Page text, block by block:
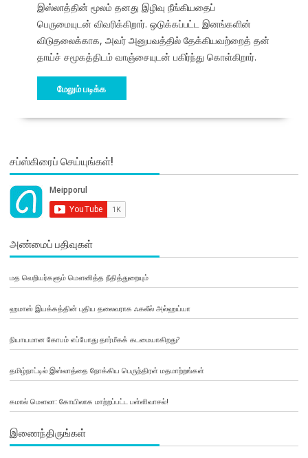
இஸ்லாத்தின் மூலம் தனது இழிவு நீங்கியதைப்
பெருமையுடன் விவரிக்கிறார். ஒடுக்கப்பட்ட இனங்களின்
விடுதலைக்காக, அவர் அனுபவத்தில் தேக்கியவற்றைத் தன்
தாய்ச் சமூகத்திடம் வாஞ்சையுடன் பகிர்ந்து கொள்கிறார்.
மேலும் படிக்க
சப்ஸ்கிரைப் செய்யுங்கள்!
அண்மைப் பதிவுகள்
மத வெறியர்களும் மௌனித்த நீதித்துறையும்
ஹமாஸ் இயக்கத்தின் புதிய தலைவராக ஃகலீல் அல்ஹய்யா
நியாயமான கோபம் எப்போது தார்மீகக் கடமையாகிறது?
தமிழ்நாட்டில் இஸ்லாத்தை நோக்கிய பெருந்திரள் மதமாற்றங்கள்
கமால் மௌலா: கோயிலாக மாற்றப்பட்ட பள்ளிவாசல்!
இணைந்திருங்கள்